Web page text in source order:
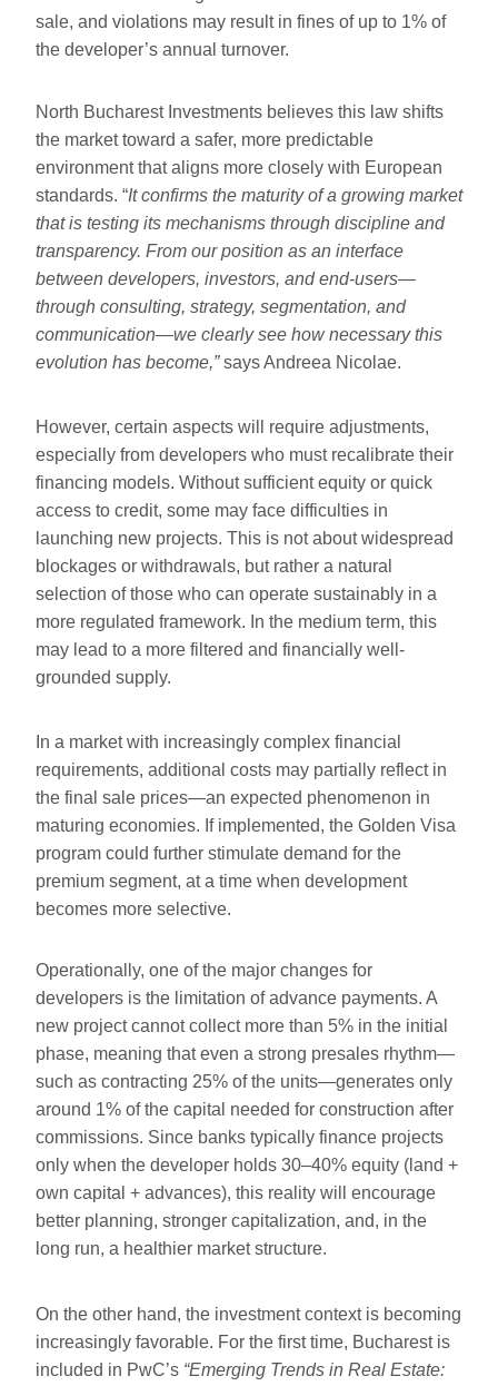
sale, and violations may result in fines of up to 1% of
the developer’s annual turnover.
North Bucharest Investments believes this law shifts
the market toward a safer, more predictable
environment that aligns more closely with European
standards. “It confirms the maturity of a growing market
that is testing its mechanisms through discipline and
transparency. From our position as an interface
between developers, investors, and end-users—
through consulting, strategy, segmentation, and
communication—we clearly see how necessary this
evolution has become,”says Andreea Nicolae.
However, certain aspects will require adjustments,
especially from developers who must recalibrate their
financing models. Without sufficient equity or quick
access to credit, some may face difficulties in
launching new projects. This is not about widespread
blockages or withdrawals, but rather a natural
selection of those who can operate sustainably in a
more regulated framework. In the medium term, this
may lead to a more filtered and financially well-
grounded supply.
In a market with increasingly complex financial
requirements, additional costs may partially reflect in
the final sale prices—an expected phenomenon in
maturing economies. If implemented, the Golden Visa
program could further stimulate demand for the
premium segment, at a time when development
becomes more selective.
Operationally, one of the major changes for
developers is the limitation of advance payments. A
new project cannot collect more than 5% in the initial
phase, meaning that even a strong presales rhythm—
such as contracting 25% of the units—generates only
around 1% of the capital needed for construction after
commissions. Since banks typically finance projects
only when the developer holds 30–40% equity (land +
own capital + advances), this reality will encourage
better planning, stronger capitalization, and, in the
long run, a healthier market structure.
On the other hand, the investment context is becoming
increasingly favorable. For the first time, Bucharest is
included in PwC’s “Emerging Trends in Real Estate: